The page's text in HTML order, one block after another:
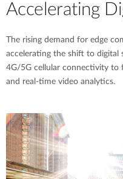
Accelerating
The rising demand for edge
accelerating the shift to digital
4G/5G cellular connectivity to
and real-time video analytics.